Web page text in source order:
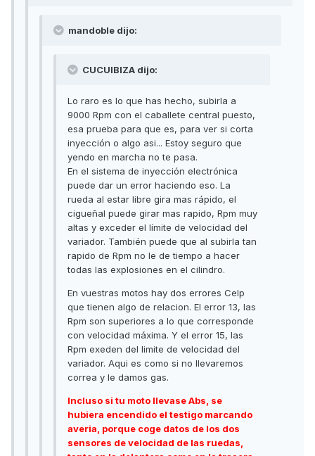
mandoble dijo:
CUCUIBIZA dijo:
Lo raro es lo que has hecho, subirla a
9000 Rpm con el caballete central puesto,
esa prueba para que es, para ver si corta
inyección o algo asi... Estoy seguro que
yendo en marcha no te pasa.
En el sistema de inyección electrónica
puede dar un error haciendo eso. La
rueda al estar libre gira mas rápido, el
cigueñal puede girar mas rapido, Rpm muy
altas y exceder el límite de velocidad del
variador. También puede que al subirla tan
rapido de Rpm no le de tiempo a hacer
todas las explosiones en el cilindro.
En vuestras motos hay dos errores Celp
que tienen algo de relacion. El error 13, las
Rpm son superiores a lo que corresponde
con velocidad máxima. Y el error 15, las
Rpm exeden del limite de velocidad del
variador. Aqui es como si no llevaremos
correa y le damos gas.
Incluso si tu moto llevase Abs, se
hubiera encendido el testigo marcando
averia, porque coge datos de los dos
sensores de velocidad de las ruedas,